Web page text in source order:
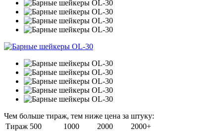
Чем больше тираж, тем ниже цена за штуку:
Тираж 500 1000 2000
2000+